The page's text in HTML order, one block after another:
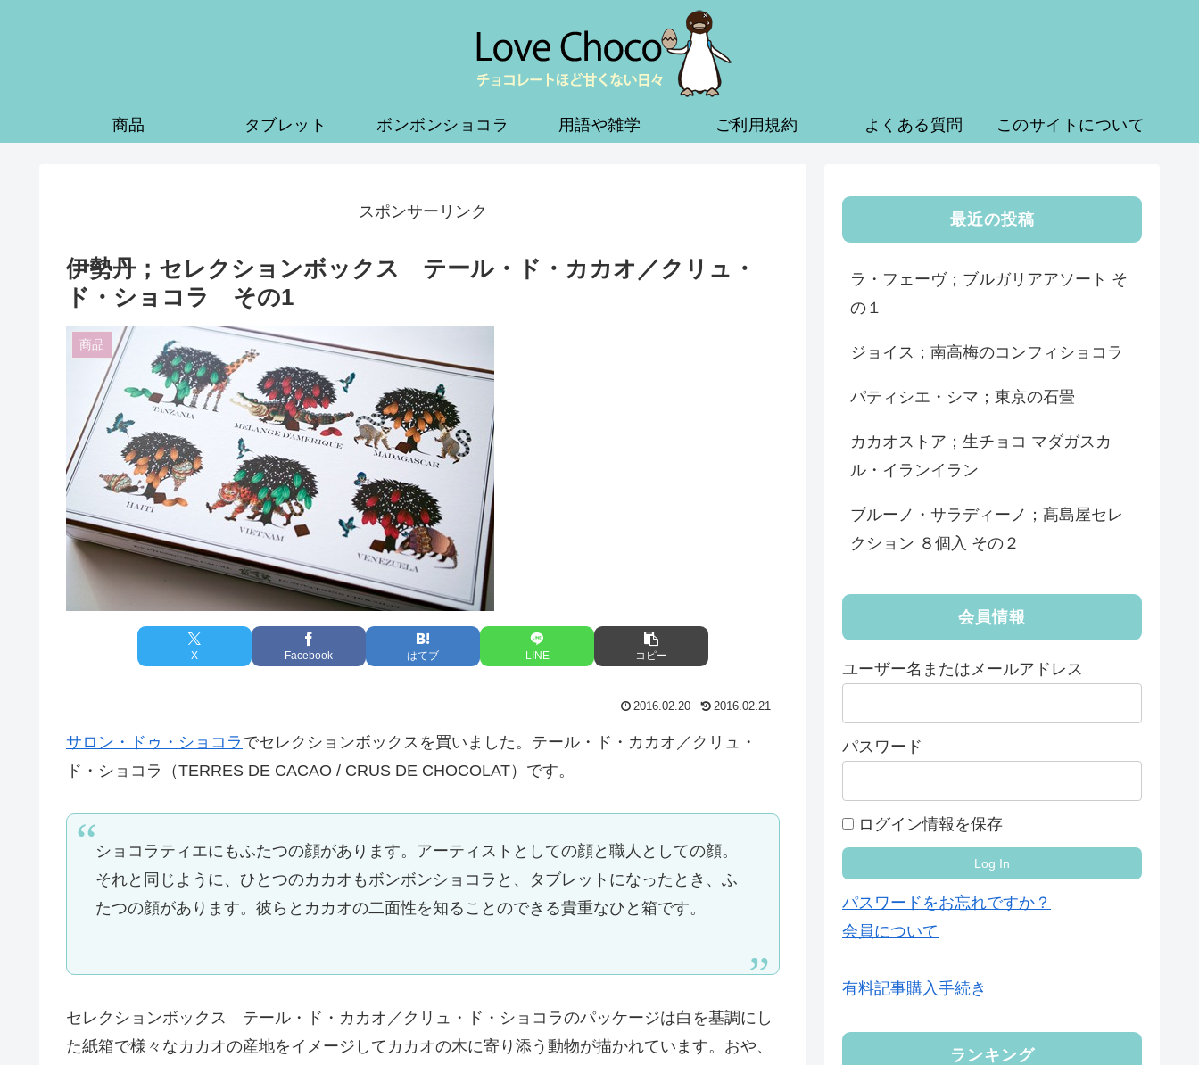
商品 タブレット ボンボンショコラ 用語や雑学 ご利用規約 よくある質問 このサイトについて
スポンサーリンク
伊勢丹；セレクションボックス テール・ド・カカオ／クリュ・
ド・ショコラ その1
商品
X Facebook はてブ LINE コピー
2016.02.20 2016.02.21
サロン・ドゥ・ショコラ でセレクションボックスを買いました。テール・ド・カカオ／クリュ・
ド・ショコラ（TERRES DE CACAO / CRUS DE CHOCOLAT）です。
ショコラティエにもふたつの顔があります。アーティストとしての顔と職人としての顔。
それと同じように、ひとつのカカオもボンボンショコラと、タブレットになったとき、ふ
たつの顔があります。彼らとカカオの二面性を知ることのできる貴重なひと箱です。
セレクションボックス テール・ド・カカオ／クリュ・ド・ショコラのパッケージは白を基調にし
た紙箱で様々なカカオの産地をイメージしてカカオの木に寄り添う動物が描かれています。おや、
最近の投稿
ラ・フェーヴ；ブルガリアアソート そ
の１
ジョイス；南高梅のコンフィショコラ
パティシエ・シマ；東京の石畳
カカオストア；生チョコ マダガスカ
ル・イランイラン
ブルーノ・サラディーノ；髙島屋セレ
クション ８個入 その２
会員情報
ユーザー名またはメールアドレス
パスワード
ログイン情報を保存
パスワードをお忘れですか？
会員について
有料記事購入手続き
ランキング